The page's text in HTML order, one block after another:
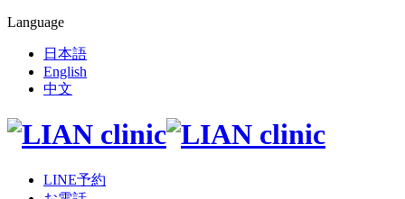
Language
日本語
English
中文
LINE予約